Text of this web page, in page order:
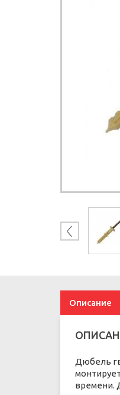
Описание
Дюбель
времени.